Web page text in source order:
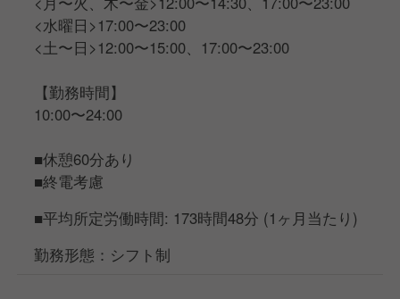
<水曜日>17:00〜23:00
<土〜日>12:00〜15:00、17:00〜23:00
【勤務時間】
10:00〜24:00
■休憩60分あり
■終電考慮
■平均所定労働時間: 173時間48分 (1ヶ月当たり)
勤務形態：シフト制